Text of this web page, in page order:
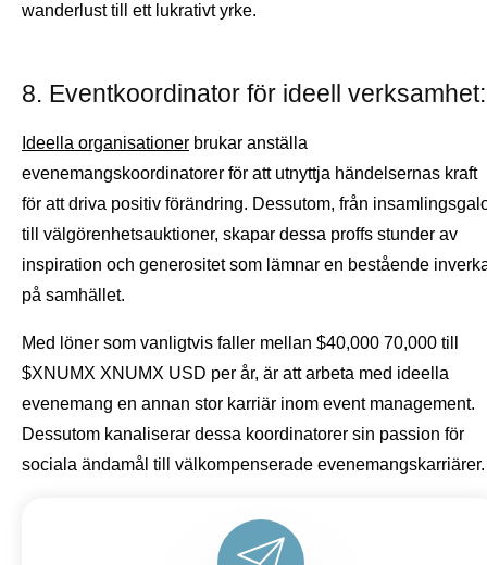
wanderlust till ett lukrativt yrke.
8. Eventkoordinator för ideell verksamhet:
Ideella organisationer brukar anställa
evenemangskoordinatorer för att utnyttja händelsernas kraft
för att driva positiv förändring. Dessutom, från
till välgörenhetsauktioner, skapar dessa proffs stunder av
inspiration och generositet som lämnar en bestående
på samhället.
Med löner som vanligtvis faller mellan $40,000 70,000 till
$XNUMX XNUMX USD per år, är att arbeta med ideella
evenemang en annan stor karriär inom event management.
Dessutom kanaliserar dessa koordinatorer sin passion för
sociala ändamål till välkompenserade evenemangskarriärer.